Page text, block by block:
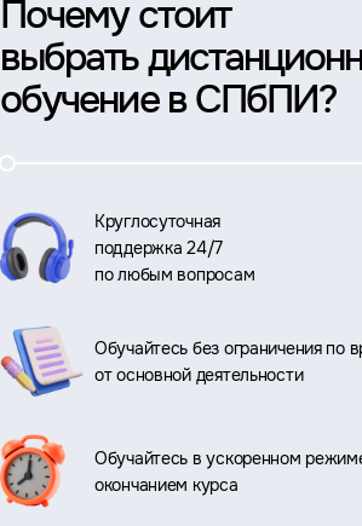
Почему стоит
выбрать
обучение в СПбПИ?
Круглосуточная
поддержка 24/7
по любым вопросам
Обучайтесь без ограничения по
от основной деятельности
Обучайтесь в ускоренном
окончанием курса